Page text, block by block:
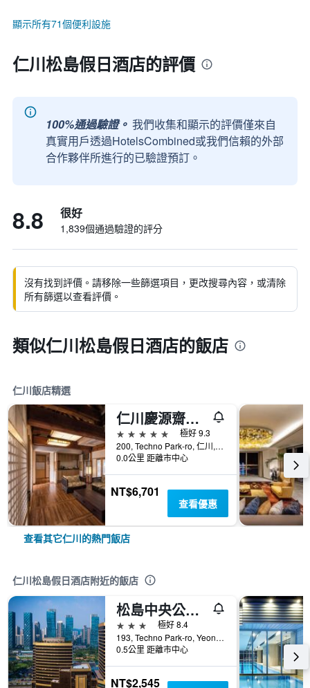
顯示所有71個便利設施
仁川松島假日酒店的評價
100%通過驗證。 我們收集和顯示的評價僅來自
真實用戶透過HotelsCombined或我們信賴的外部
合作夥伴所進行的已驗證預訂。
8.8 很好
1,839個通過驗證的評分
沒有找到評價。請移除一些篩選項目，更改搜尋內容，或清除
所有篩選以查看評價。
類似仁川松島假日酒店的飯店
仁川飯店精選
仁川慶源齋大使酒店
5星級
極好 9.3
200, Techno Park-ro, 仁川, 韓國
0.0公里 距離市中心
NT$6,701
查看優惠
查看其它仁川的熱門飯店
仁川松島假日酒店附近的飯店
松島中央公園酒店
3星級
極好 8.4
193, Techno Park-ro, Yeonsu-gu, 仁川, 韓國
0.5公里 距離市中心
NT$2,545